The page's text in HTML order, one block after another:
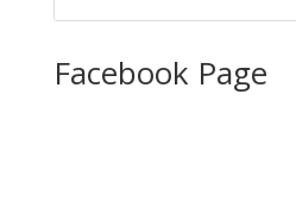
Facebook Page